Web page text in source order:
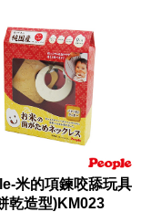
米的項鍊咬舔玩具
乾造型)KM023